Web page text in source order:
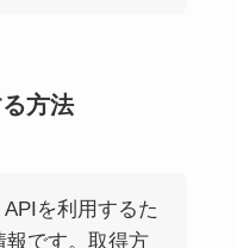
方法
を利用するた
報です。取得方